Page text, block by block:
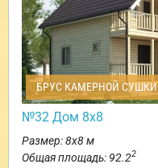
БРУС КАМЕРНОЙ СУШКИ
№32 Дом 8х8
Размер: 8х8 м
Общая площадь: 92.22